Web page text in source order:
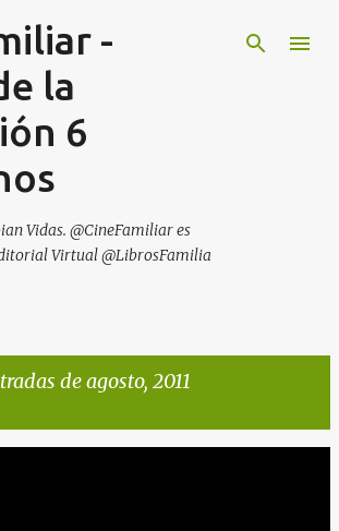
Ir al contenido principal
-
la
6
Vidas. @CineFamiliar es
Virtual @LibrosFamilia
de agosto, 2011